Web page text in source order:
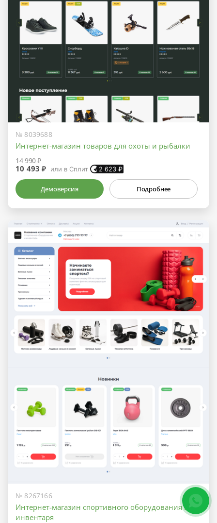
№ 8039688
Интернет-магазин товаров для охоты и рыбалки
14 990 ₽
10 493 ₽ или в Сплит 2 623₽
Демоверсия Подробнее
№ 8267166
Интернет-магазин спортивного оборудования и
инвентаря